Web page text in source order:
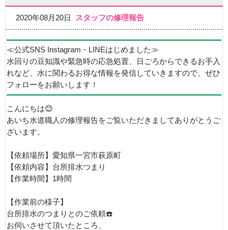
2020年08月20日 スタッフの修理報告
≪公式SNS Instagram・LINEはじめました≫
水回りの豆知識や緊急時の応急処置、日ごろからできるお手入
れなど、水に関わるお得な情報を発信していきますので、ぜひ
フォローをお願いします！
こんにちは😊
あいち水道職人の修理報告をご覧いただきましてありがとうご
ざいます。
【依頼場所】愛知県一宮市萩原町
【依頼内容】台所排水つまり
【作業時間】1時間
【作業前の様子】
台所排水のつまりとのご依頼☎️
お伺いさせて頂いたところ、